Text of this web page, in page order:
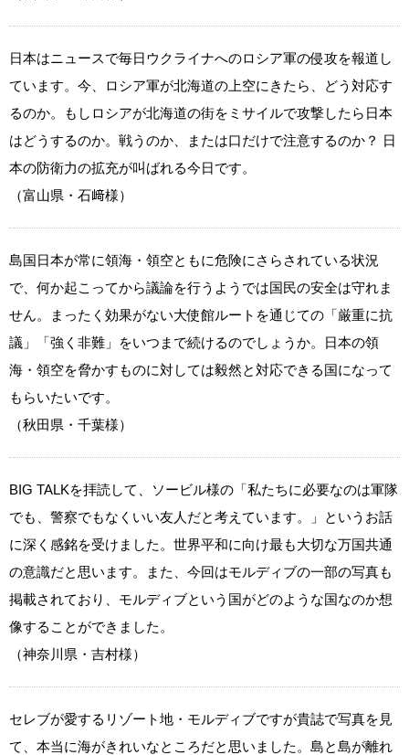
日本はニュースで毎日ウクライナへのロシア軍の侵攻を報道し
ています。今、ロシア軍が北海道の上空にきたら、どう対応す
るのか。もしロシアが北海道の街をミサイルで攻撃したら日本
はどうするのか。戦うのか、または口だけで注意するのか？ 日
本の防衛力の拡充が叫ばれる今日です。
（富山県・石﨑様）
島国日本が常に領海・領空ともに危険にさらされている状況
で、何か起こってから議論を行うようでは国民の安全は守れま
せん。まったく効果がない大使館ルートを通じての「厳重に抗
議」「強く非難」をいつまで続けるのでしょうか。日本の領
海・領空を脅かすものに対しては毅然と対応できる国になって
もらいたいです。
（秋田県・千葉様）
BIG TALKを拝読して、ソービル様の「私たちに必要なのは軍隊
でも、警察でもなくいい友人だと考えています。」というお話
に深く感銘を受けました。世界平和に向け最も大切な万国共通
の意識だと思います。また、今回はモルディブの一部の写真も
掲載されており、モルディブという国がどのような国なのか想
像することができました。
（神奈川県・吉村様）
セレブが愛するリゾート地・モルディブですが貴誌で写真を見
て、本当に海がきれいなところだと思いました。島と島が離れ